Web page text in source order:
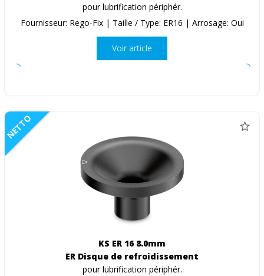
pour lubrification périphér.
Fournisseur: Rego-Fix | Taille / Type: ER16 | Arrosage: Oui
Voir article
NETTO
KS ER 16 8.0mm
ER Disque de refroidissement
pour lubrification périphér.